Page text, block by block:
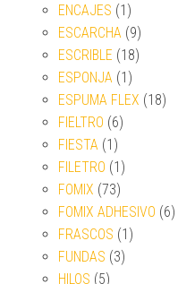
ENCAJES (1)
ESCARCHA (9)
ESCRIBLE (18)
ESPONJA (1)
ESPUMA FLEX (18)
FIELTRO (6)
FIESTA (1)
FILETRO (1)
FOMIX (73)
FOMIX ADHESIVO (6)
FRASCOS (1)
FUNDAS (3)
HILOS (5)